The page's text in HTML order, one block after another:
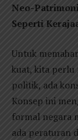
Neo-
Seperti
Untuk
kuat, kita perlu
politik, ada
Konsep ini
formal negara
ada peraturan